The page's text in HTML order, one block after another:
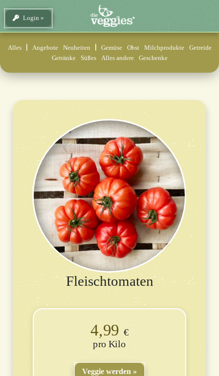
Login
Alles Angebote Neuheiten Gemüse Obst Milchprodukte
Getreide
Getränke
Süßes Alles andere Geschenke
Fleischtomaten
4,99 €
Kilo
Veggie werden